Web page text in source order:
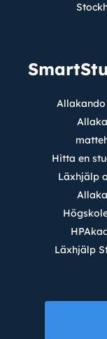
Hitta en
Läxhjälp
Läxhjälp